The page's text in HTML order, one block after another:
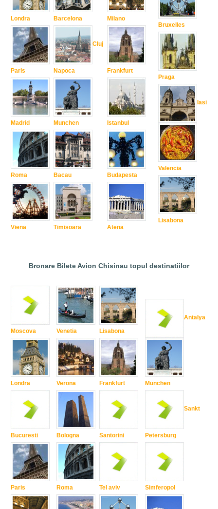
Londra
Paris
Madrid
Roma
Viena
Barcelona
Cluj
Napoca
Munchen
Bacau
Timisoara
Milano
Frankfurt
Istanbul
Budapesta
Atena
Bruxelles
Praga
Iasi
Valencia
Lisabona
Bronare Bilete Avion Chisinau topul destinatiilor
Moscova
Londra
Bucuresti
Paris
Venetia
Verona
Bologna
Roma
Lisabona
Frankfurt
Santorini
Tel aviv
Antalya
Munchen
Sankt
Petersburg
Simferopol